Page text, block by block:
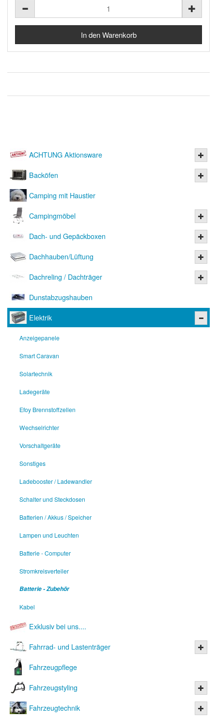
ACHTUNG Aktionsware
Backöfen
Camping mit Haustier
Campingmöbel
Dach- und Gepäckboxen
Dachhauben/Lüftung
Dachreling / Dachträger
Dunstabzugshauben
Elektrik
Anzeigepanele
Smart Caravan
Solartechnik
Ladegeräte
Efoy Brennstoffzellen
Wechselrichter
Vorschaltgeräte
Sonstiges
Ladebooster / Ladewandler
Schalter und Steckdosen
Batterien / Akkus / Speicher
Lampen und Leuchten
Batterie - Computer
Stromkreisverteiler
Batterie - Zubehör
Kabel
Exklusiv bei uns....
Fahrrad- und Lastenträger
Fahrzeugpflege
Fahrzeugstyling
Fahrzeugtechnik